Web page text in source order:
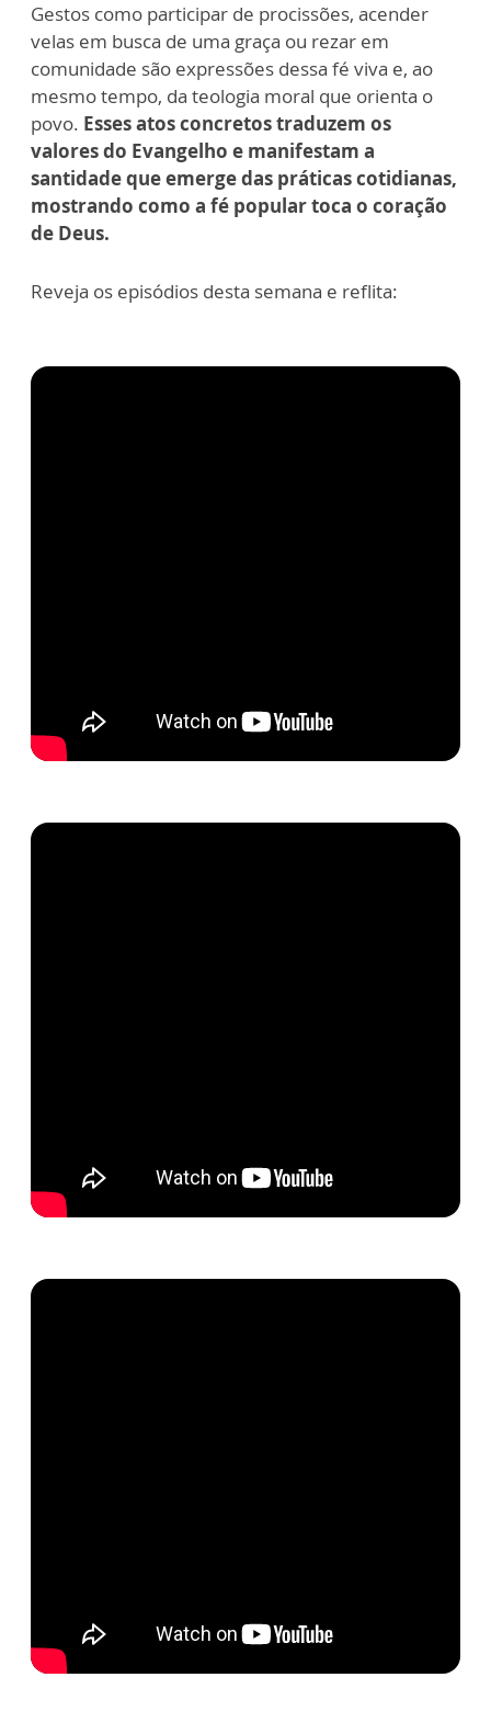
Gestos como participar de procissões, acender
velas em busca de uma graça ou rezar em
comunidade são expressões dessa fé viva e, ao
mesmo tempo, da teologia moral que orienta o
povo. Esses atos concretos traduzem os
valores do Evangelho e manifestam a
santidade que emerge das práticas cotidianas,
mostrando como a fé popular toca o coração
de Deus.
Reveja os episódios desta semana e reflita: